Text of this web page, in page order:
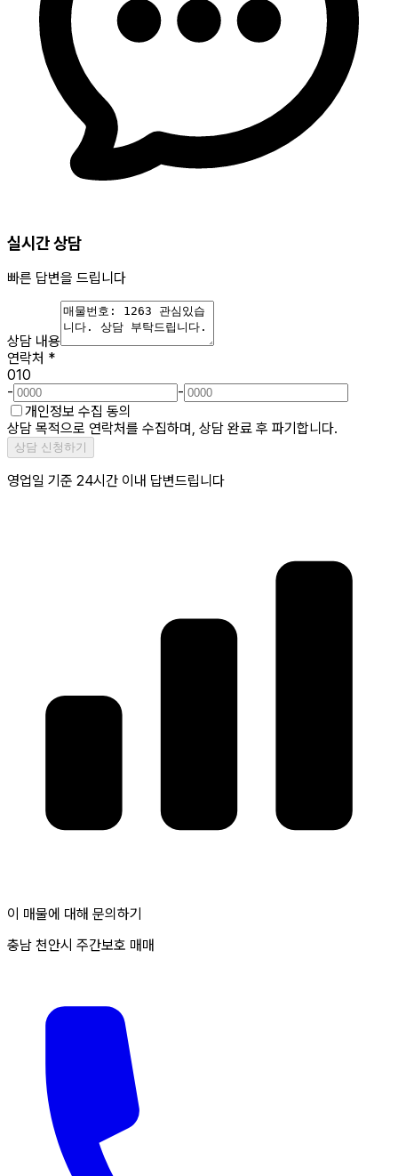
실시간 상담
빠른 답변을 드립니다
상담 내용
연락처 *
010
-
-
개인정보 수집 동의
상담 목적으로 연락처를 수집하며, 상담 완료 후 파기합니다.
상담 신청하기
영업일 기준 24시간 이내 답변드립니다
이 매물에 대해 문의하기
충남 천안시 주간보호 매매